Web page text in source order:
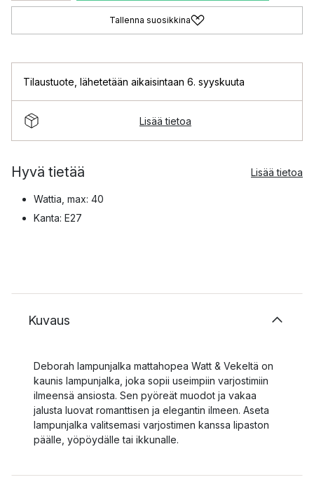
Tallenna suosikkina
Tilaustuote lähetetään aikaisintaan 6. syyskuuta
Lisää tietoa
Hyvä tietää Lisää tietoa
Wattia, max: 40
Kanta: E27
Kuvaus
Deborah lampunjalka mattahopea Watt & Vekeltä on
kaunis lampunjalka, joka sopii useimpiin varjostimiin
ilmeensä ansiosta. Sen pyöreät muodot ja vakaa
jalusta luovat romanttisen ja elegantin ilmeen. Aseta
lampunjalka valitsemasi varjostimen kanssa lipaston
päälle, yöpöydälle tai ikkunalle.